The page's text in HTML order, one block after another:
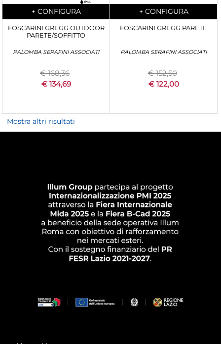
Quantità
+ CONFIGURA
FOSCARINI GREGG OUTDOOR
PARETE/SOFFITTO
PALOMBA SERAFINI ASSOCIATI
€ 168,36
€ 134,69
Quantità
+ CONFIGURA
FOSCARINI GREGG PARETE
PALOMBA SERAFINI ASSOCIATI
€ 152,50
€ 122,00
Mostra altri risultati